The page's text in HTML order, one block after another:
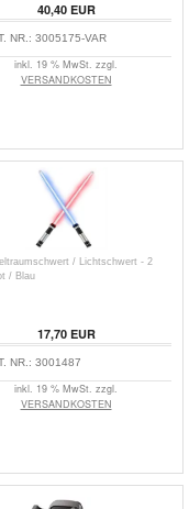
40,40EUR
NR.: 3005175-VAR
inkl. 19 % MwSt. zzgl.
VERSANDKOSTEN
/ Lichtschwert - 2
/ Blau
17,70EUR
NR.: 3001487
inkl. 19 % MwSt. zzgl.
VERSANDKOSTEN